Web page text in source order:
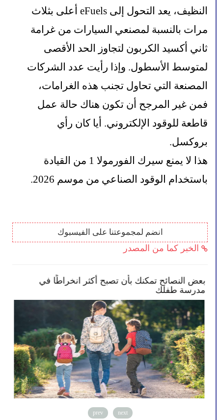
بروكسل.
باستخدام الوقود الصناعي من موسم 2026.
انضم لمجموعتنا على الفيسبوك
الخبر كما من المصدر
بعض النصائح تمكنك بأن تصبح أكثر انخراطًا في
مدرسة طفلك
prev next